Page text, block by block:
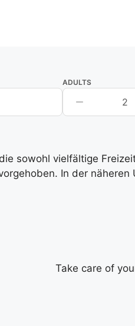
ADULTS
2
sowohl vielfältige
In der